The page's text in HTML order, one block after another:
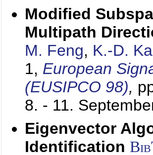
Modified
Multipath
M. Feng, K.-D.
1, European
(EUSIPCO 98),
8. - 11.
Eigenvector
Identification